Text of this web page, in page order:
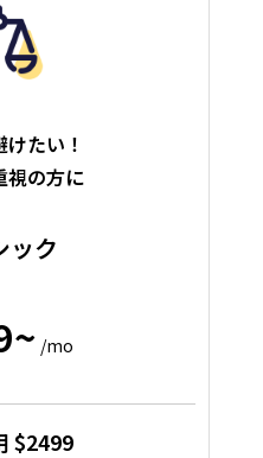
たい！
視の方に
ック
/mo
$2499